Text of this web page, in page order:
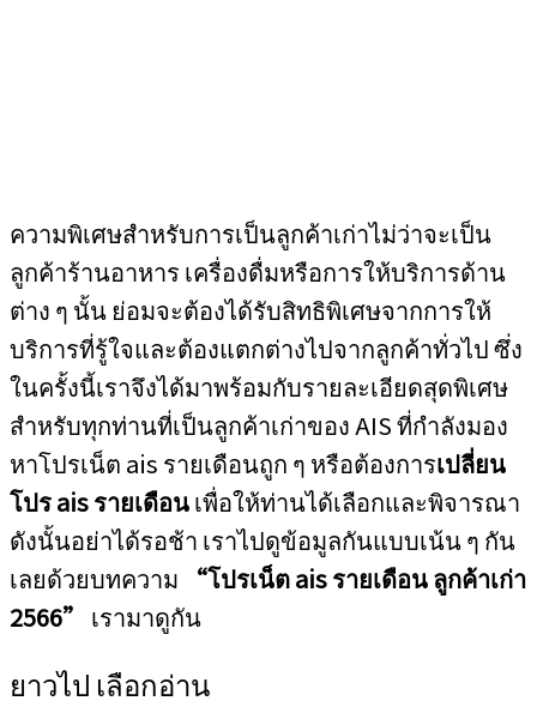
ความพิเศษสำหรับการเป็นลูกค้าเก่าไม่ว่าจะเป็น
ลูกค้าร้านอาหาร เครื่องดื่มหรือการให้บริการด้าน
ต่าง ๆ นั้น ย่อมจะต้องได้รับสิทธิพิเศษจากการให้
บริการที่รู้ใจและต้องแตกต่างไปจากลูกค้าทั่วไป ซึ่ง
ในครั้งนี้เราจึงได้มาพร้อมกับรายละเอียดสุดพิเศษ
สำหรับทุกท่านที่เป็นลูกค้าเก่าของ AIS ที่กำลังมอง
หาโปรเน็ต ais รายเดือนถูก ๆ หรือต้องการเปลี่ยน
โปรaisรายเดือนเพื่อให้ท่านได้เลือกและพิจารณา
ดังนั้นอย่าได้รอช้า เราไปดูข้อมูลกันแบบเน้น ๆ กัน
เลยด้วยบทความ “โปรเน็ตaisรายเดือน ลูกค้าเก่า
2566” เรามาดูกัน
ยาวไป เลือกอ่าน